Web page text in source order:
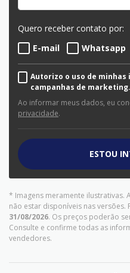
Quero receber contato por:
E-mail
Whatsapp
Autorizo o uso de
campanhas de marketing.
Ao informar meus dados, eu
privacidade.
ESTOU
* Imagens meramente ilustrativas.
não estar disponíveis nas versões.
31/08/2026. Os preços poderão
Consulte e confirme todas as
vendedores.